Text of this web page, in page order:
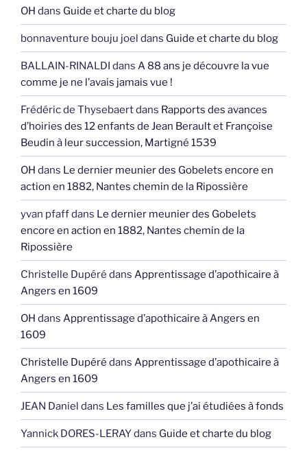
OH dans Guide et charte du blog
bonnaventure bouju joel dans Guide et charte du blog
BALLAIN-RINALDI dans A 88 ans je découvre la vue
comme je ne l’avais jamais vue !
Frédéric de Thysebaertdans Rapports des avances
d’hoiries des 12 enfants de Jean Berault et Françoise
Beudin à leur succession, Martigné 1539
OH dans Le dernier meunier des Gobelets encore en
action en 1882, Nantes chemin de la Ripossière
yvan pfaffdans Le dernier meunier des Gobelets
encore en action en 1882, Nantes chemin de la
Ripossière
Christelle Dupéré dans Apprentissage d’apothicaire à
Angers en 1609
OH dans Apprentissage d’apothicaire à Angers en
1609
Christelle Dupéré dans Apprentissage d’apothicaire à
Angers en 1609
JEAN Daniel dans Les familles que j’ai étudiées à fonds
Yannick DORES-LERAYdans Guide et charte du blog